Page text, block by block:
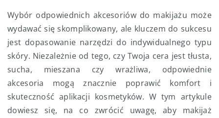
Wybór odpowiednich akcesoriów do makijażu może
wydawać się skomplikowany, ale kluczem do sukcesu
jest dopasowanie narzędzi do indywidualnego typu
skóry. Niezależnie od tego, czy Twoja cera jest tłusta,
sucha, mieszana czy wrażliwa, odpowiednie
akcesoria mogą znacznie poprawić komfort i
skuteczność aplikacji kosmetyków. W tym artykule
dowiesz się, na co zwrócić uwagę, aby makijaż